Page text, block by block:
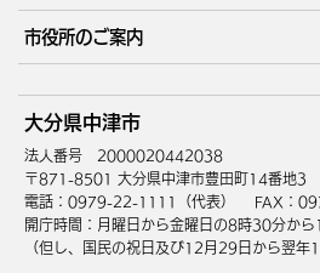
住まい・引越
健康・医療
高齢・介護
サイトマップ
市役所のご案内
庁舎地図 組織
中津市へのアクセス
大分県中津市
法人番号 2000020442038
〒871-8501 大分県中津市豊田町14番地3
電話：0979-22-1111（代表）
FAX：
開庁時間：月曜日から金曜日の8時30分か
（但し、国民の祝日及び12月29日から翌年